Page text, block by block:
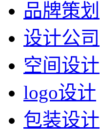
品牌策划
设计公司
空间设计
logo设计
包装设计